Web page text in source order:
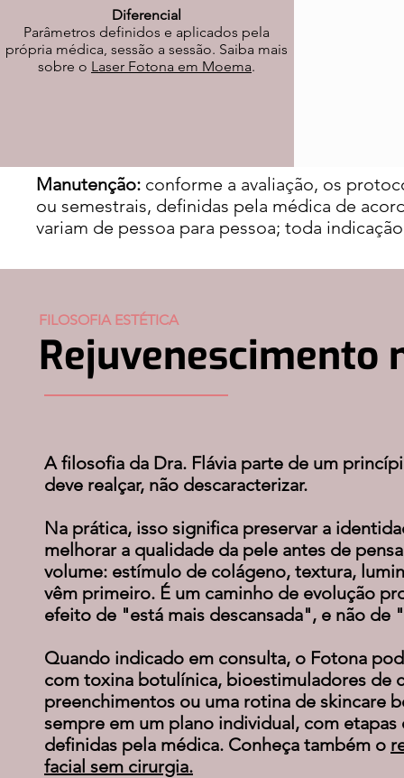
Diferencial
Parâmetros definidos e aplicados pela
própria médica, sessão a sessão. Saiba mais
sobre o Laser Fotona em Moema.
Manutenção: conforme a avaliação, os
ou semestrais, definidas pela médica de
variam de pessoa para pessoa; toda
FILOSOFIA ESTÉTICA
Rejuvenescimento
A filosofia da Dra. Flávia parte de um
deve realçar, não descaracterizar.
Na prática, isso significa preservar a
melhorar a qualidade da pele antes de
volume: estímulo de colágeno, textura,
vêm primeiro. É um caminho de evolução
efeito de "está mais descansada", e não de
Quando indicado em consulta, o Fotona
com toxina botulínica, bioestimuladores de
preenchimentos ou uma rotina de skincare
sempre em um plano individual, com
definidas pela médica. Conheça também o
facial sem cirurgia.